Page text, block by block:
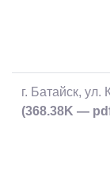
г. Батайск, ул.
(368.38K —